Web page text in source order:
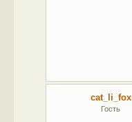
cat_li_fox
Гость